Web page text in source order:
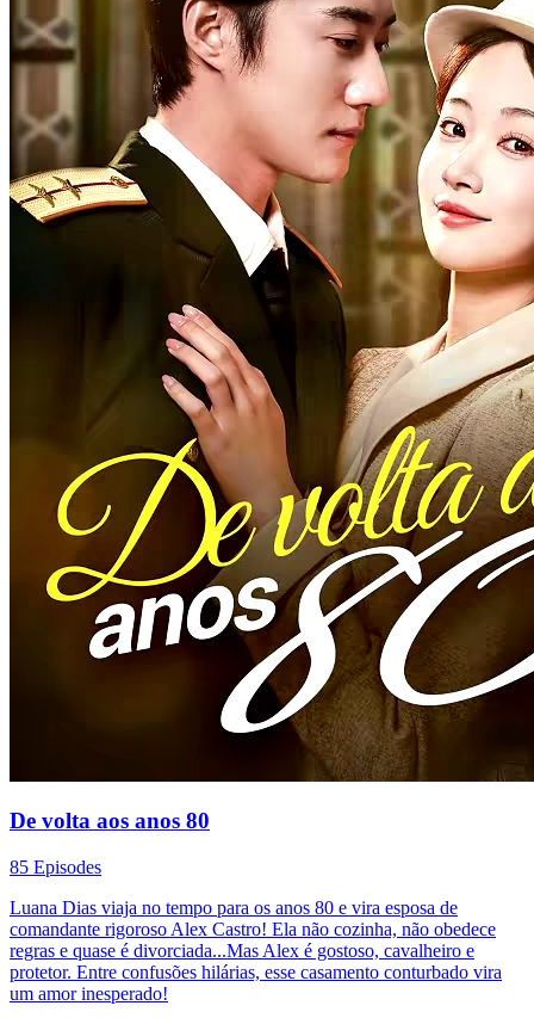
De volta aos anos 80
85 Episodes
Luana Dias viaja no tempo para os anos 80 e vira esposa de
comandante rigoroso Alex Castro! Ela não cozinha, não obedece
regras e quase é divorciada...Mas Alex é gostoso, cavalheiro e
protetor. Entre confusões hilárias, esse casamento conturbado vira
um amor inesperado!